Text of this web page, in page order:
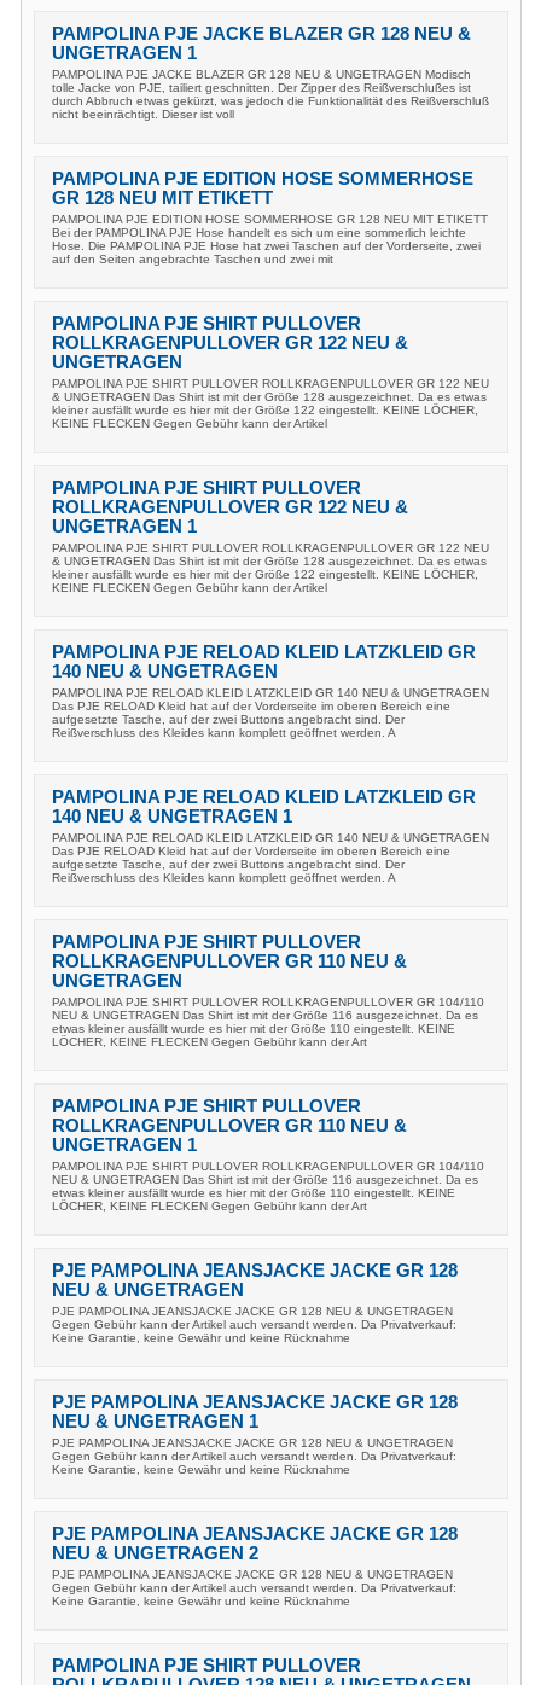
PAMPOLINA PJE JACKE BLAZER GR 128 NEU &
UNGETRAGEN 1
PAMPOLINA PJE JACKE BLAZER GR 128 NEU & UNGETRAGEN Modisch
tolle Jacke von PJE, tailiert geschnitten. Der Zipper des Reißverschlußes ist
durch Abbruch etwas gekürzt, was jedoch die Funktionalität des Reißverschluß
nicht beeinrächtigt. Dieser ist voll
PAMPOLINA PJE EDITION HOSE SOMMERHOSE
GR 128 NEU MIT ETIKETT
PAMPOLINA PJE EDITION HOSE SOMMERHOSE GR 128 NEU MIT ETIKETT
Bei der PAMPOLINA PJE Hose handelt es sich um eine sommerlich leichte
Hose. Die PAMPOLINA PJE Hose hat zwei Taschen auf der Vorderseite, zwei
auf den Seiten angebrachte Taschen und zwei mit
PAMPOLINA PJE SHIRT PULLOVER
ROLLKRAGENPULLOVER GR 122 NEU &
UNGETRAGEN
PAMPOLINA PJE SHIRT PULLOVER ROLLKRAGENPULLOVER GR 122 NEU
& UNGETRAGEN Das Shirt ist mit der Größe 128 ausgezeichnet. Da es etwas
kleiner ausfällt wurde es hier mit der Größe 122 eingestellt. KEINE LÖCHER,
KEINE FLECKEN Gegen Gebühr kann der Artikel
PAMPOLINA PJE SHIRT PULLOVER
ROLLKRAGENPULLOVER GR 122 NEU &
UNGETRAGEN 1
PAMPOLINA PJE SHIRT PULLOVER ROLLKRAGENPULLOVER GR 122 NEU
& UNGETRAGEN Das Shirt ist mit der Größe 128 ausgezeichnet. Da es etwas
kleiner ausfällt wurde es hier mit der Größe 122 eingestellt. KEINE LÖCHER,
KEINE FLECKEN Gegen Gebühr kann der Artikel
PAMPOLINA PJE RELOAD KLEID LATZKLEID GR
140 NEU & UNGETRAGEN
PAMPOLINA PJE RELOAD KLEID LATZKLEID GR 140 NEU & UNGETRAGEN
Das PJE RELOAD Kleid hat auf der Vorderseite im oberen Bereich eine
aufgesetzte Tasche, auf der zwei Buttons angebracht sind. Der
Reißverschluss des Kleides kann komplett geöffnet werden. A
PAMPOLINA PJE RELOAD KLEID LATZKLEID GR
140 NEU & UNGETRAGEN 1
PAMPOLINA PJE RELOAD KLEID LATZKLEID GR 140 NEU & UNGETRAGEN
Das PJE RELOAD Kleid hat auf der Vorderseite im oberen Bereich eine
aufgesetzte Tasche, auf der zwei Buttons angebracht sind. Der
Reißverschluss des Kleides kann komplett geöffnet werden. A
PAMPOLINA PJE SHIRT PULLOVER
ROLLKRAGENPULLOVER GR 110 NEU &
UNGETRAGEN
PAMPOLINA PJE SHIRT PULLOVER ROLLKRAGENPULLOVER GR 104/110
NEU & UNGETRAGEN Das Shirt ist mit der Größe 116 ausgezeichnet. Da es
etwas kleiner ausfällt wurde es hier mit der Größe 110 eingestellt. KEINE
LÖCHER, KEINE FLECKEN Gegen Gebühr kann der Art
PAMPOLINA PJE SHIRT PULLOVER
ROLLKRAGENPULLOVER GR 110 NEU &
UNGETRAGEN 1
PAMPOLINA PJE SHIRT PULLOVER ROLLKRAGENPULLOVER GR 104/110
NEU & UNGETRAGEN Das Shirt ist mit der Größe 116 ausgezeichnet. Da es
etwas kleiner ausfällt wurde es hier mit der Größe 110 eingestellt. KEINE
LÖCHER, KEINE FLECKEN Gegen Gebühr kann der Art
PJE PAMPOLINA JEANSJACKE JACKE GR 128
NEU & UNGETRAGEN
PJE PAMPOLINA JEANSJACKE JACKE GR 128 NEU & UNGETRAGEN
Gegen Gebühr kann der Artikel auch versandt werden. Da Privatverkauf:
Keine Garantie, keine Gewähr und keine Rücknahme
PJE PAMPOLINA JEANSJACKE JACKE GR 128
NEU & UNGETRAGEN 1
PJE PAMPOLINA JEANSJACKE JACKE GR 128 NEU & UNGETRAGEN
Gegen Gebühr kann der Artikel auch versandt werden. Da Privatverkauf:
Keine Garantie, keine Gewähr und keine Rücknahme
PJE PAMPOLINA JEANSJACKE JACKE GR 128
NEU & UNGETRAGEN 2
PJE PAMPOLINA JEANSJACKE JACKE GR 128 NEU & UNGETRAGEN
Gegen Gebühr kann der Artikel auch versandt werden. Da Privatverkauf:
Keine Garantie, keine Gewähr und keine Rücknahme
PAMPOLINA PJE SHIRT PULLOVER